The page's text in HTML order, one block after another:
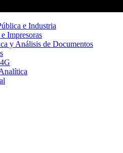
e Industria
Impresoras
y Análisis de Documentos